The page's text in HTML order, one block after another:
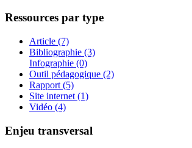
Ressources par type
Article (7)
Bibliographie (3)
Infographie (0)
Outil pédagogique (2)
Rapport (5)
Site internet (1)
Vidéo (4)
Enjeu transversal